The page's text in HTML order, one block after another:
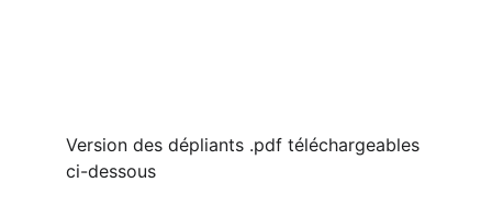
Version des dépliants .pdf téléchargeables
ci-dessous